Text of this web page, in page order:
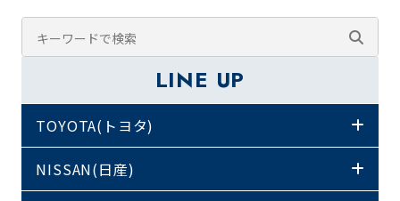
LINE UP
TOYOTA(トヨタ)
NISSAN(日産)